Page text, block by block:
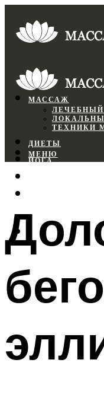
МАССАЖ
ТЕХНИКИ
ДИЕТЫ
ЙОГА
МЕНЮ
МЕНЮ